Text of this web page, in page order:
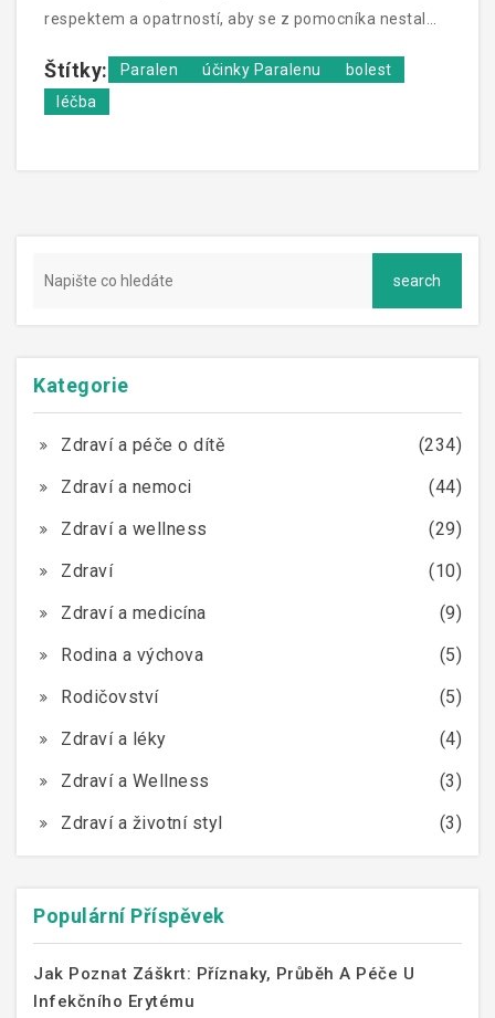
Paralenem jsou k pláči, stojí za to mít ho vždy po ruce
respektem a opatrností, aby se z pomocníka nestal
může být užitečný, nenahrazuje návštěvu u lékaře,
když bolesti nebo horečka přesahují běžné
Štítky: Paralen účinky Paralenu
bolest
léčba
Kategorie
Zdraví a péče o dítě
(234)
Zdraví a nemoci
(44)
Zdraví a wellness
(29)
Zdraví
(10)
Zdraví a medicína
(9)
Rodina a výchova
(5)
Rodičovství
(5)
Zdraví a léky
(4)
Zdraví a Wellness
(3)
Zdraví a životní styl
(3)
Populární Příspěvek
Jak Poznat Záškrt: Příznaky, Průběh A Péče U
Infekčního Erytému